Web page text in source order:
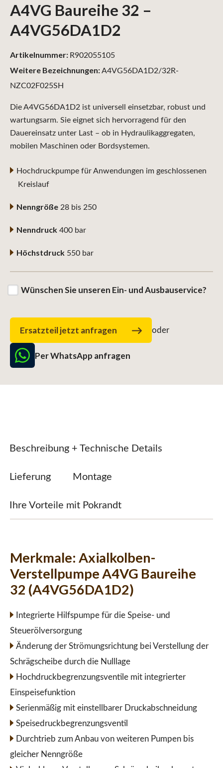
A4VG Baureihe 32 –
A4VG56DA1D2
Die A4VG56DA1D2 ist universell einsetzbar, robust und
wartungsarm. Sie eignet sich hervorragend für den
Dauereinsatz unter Last – ob in Hydraulikaggregaten,
mobilen Maschinen oder Bordsystemen.
Hochdruckpumpe für Anwendungen im geschlossenen
Kreislauf
Nenngröße 28 bis 250
Nenndruck 400 bar
Höchstdruck 550 bar
Wünschen Sie unseren Ein- und Ausbauservice?
Ersatzteil jetzt anfragen oder
Per WhatsApp anfragen
Weitere Bezeichnungen:A4VG56DA1D2/32R-
NZC02F025SH
Artikelnummer: R902055105
Beschreibung + Technische Details
Lieferung Montage
Ihre Vorteile mit Pokrandt
Merkmale: Axialkolben-
Verstellpumpe A4VG Baureihe
32 (A4VG56DA1D2)
Integrierte Hilfspumpe für die Speise- und
Steuerölversorgung
Änderung der Strömungsrichtung bei Verstellung der
Schrägscheibe durch die Nulllage
Hochdruckbegrenzungsventile mit integrierter
Einspeisefunktion
Serienmäßig mit einstellbarer Druckabschneidung
Speisedruckbegrenzungsventil
Durchtrieb zum Anbau von weiteren Pumpen bis
gleicher Nenngröße